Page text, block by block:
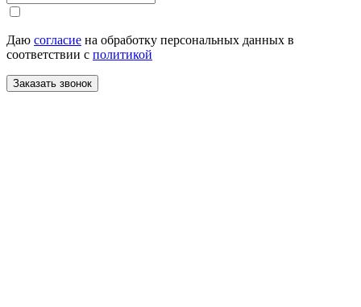
Даю согласие на обработку персональных данных в
соответствии с политикой
Заказать звонок